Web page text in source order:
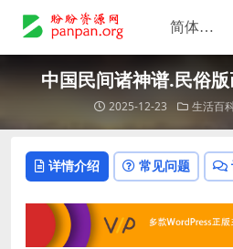
中国民间诸神谱.民俗
2025-12-23 生活百
详情介绍 常见问题